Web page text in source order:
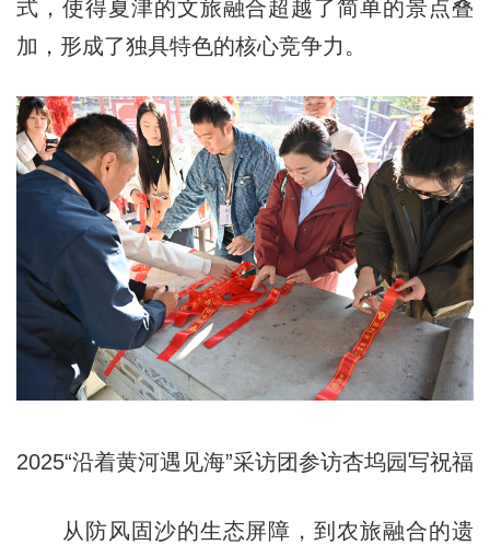
式，使得夏津的文旅融合超越了简单的景点叠
加，形成了独具特色的核心竞争力。
2025“沿着黄河遇见海”采访团参访杏坞园写祝福
从防风固沙的生态屏障，到农旅融合的遗